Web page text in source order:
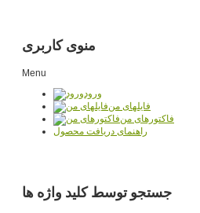
منوی کاربری
Menu
ورود
فایلهای من
فاکتورهای من
راهنمای دریافت محصول
جستجو توسط کلید واژه ها